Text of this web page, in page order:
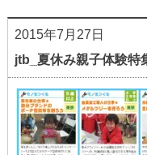
2015年7月27日
jtb_夏休み親子体験特